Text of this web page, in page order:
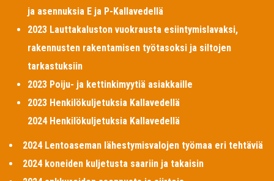
ja asennuksia E ja P-Kallavedellä
2023 Lauttakaluston vuokrausta esiintymislavaksi,
rakennusten rakentamisen työtasoksi ja siltojen
tarkastuksiin
2023 Poiju- ja kettinkimyytiä asiakkaille
2023 Henkilökuljetuksia Kallavedellä
2024 Henkilökuljetuksia Kallavedellä
2024 Lentoaseman lähestymisvalojen työmaa eri tehtäviä
2024 koneiden kuljetusta saariin ja takaisin